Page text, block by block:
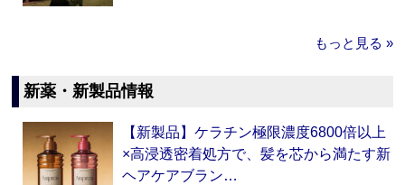
もっと見る »
新薬・新製品情報
【新製品】ケラチン極限濃度6800倍以上
×高浸透密着処方で、髪を芯から満たす新
ヘアケアブラン…